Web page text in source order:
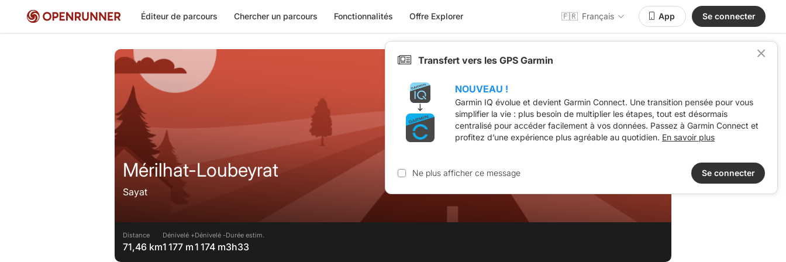
Éditeur de parcours Chercher un parcours Fonctionnalités Offre Explorer 🇫🇷 Français App Se connecter
Mérilhat-Loubeyrat
Sayat
Distance
71,46 km
Dénivelé +
1 177 m
Dénivelé -
1 174 m
Durée estim.
3h33
Transfert vers les GPS Garmin
NOUVEAU !
Garmin IQ évolue et devient Garmin Connect. Une transition pensée pour vous
simplifier la vie : plus besoin de multiplier les étapes, tout est désormais
centralisé pour accéder facilement à vos données. Passez à Garmin Connect et
profitez d’une expérience plus agréable au quotidien. En savoir plus
Ne plus afficher ce message Se connecter